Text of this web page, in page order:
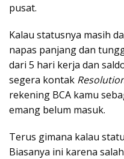
pusat.
Kalau statusnya masih
napas panjang dan
dari 5 hari kerja dan
segera kontak
rekening BCA kamu
emang belum masuk.
Terus gimana kalau
Biasanya ini karena